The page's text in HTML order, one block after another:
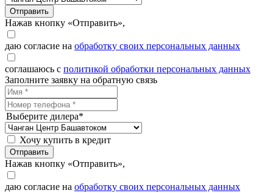
Отправить
Нажав кнопку «Отправить»,
даю согласие на обработку своих персональных данных
соглашаюсь с политикой обработки персональных данных
Заполните заявку на обратную связь
Выберите дилера*
Хочу купить в кредит
Отправить
Нажав кнопку «Отправить»,
даю согласие на обработку своих персональных данных